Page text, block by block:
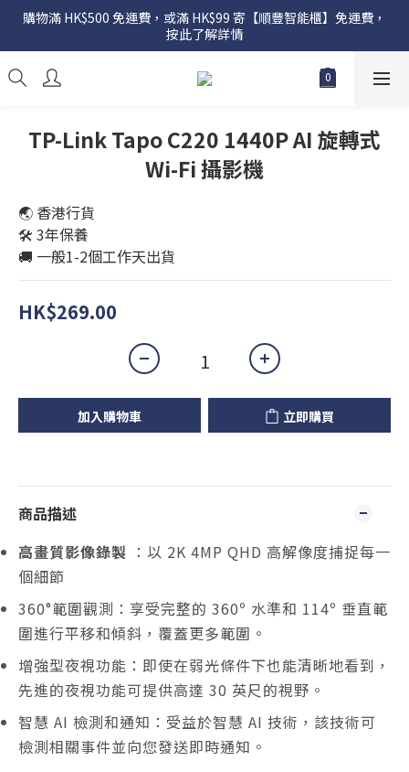
購物滿 HK$500 免運費，或滿 HK$99 寄【順豐智能櫃】免運費，
按此了解詳情
TP-Link Tapo C220 1440P AI 旋轉式
Wi-Fi 攝影機
🌏 香港行貨
🛠️ 3年保養
🚚 一般1-2個工作天出貨
HK$269.00
加入購物車 立即購買
商品描述
高畫質影像錄製 ：以 2K 4MP QHD 高解像度捕捉每一
個細節
360°範圍觀測：享受完整的 360º 水準和 114º 垂直範
圍進行平移和傾斜，覆蓋更多範圍。
增強型夜視功能：即使在弱光條件下也能清晰地看到，
先進的夜視功能可提供高達 30 英尺的視野。
智慧 AI 檢測和通知：受益於智慧 AI 技術，該技術可
檢測相關事件並向您發送即時通知。